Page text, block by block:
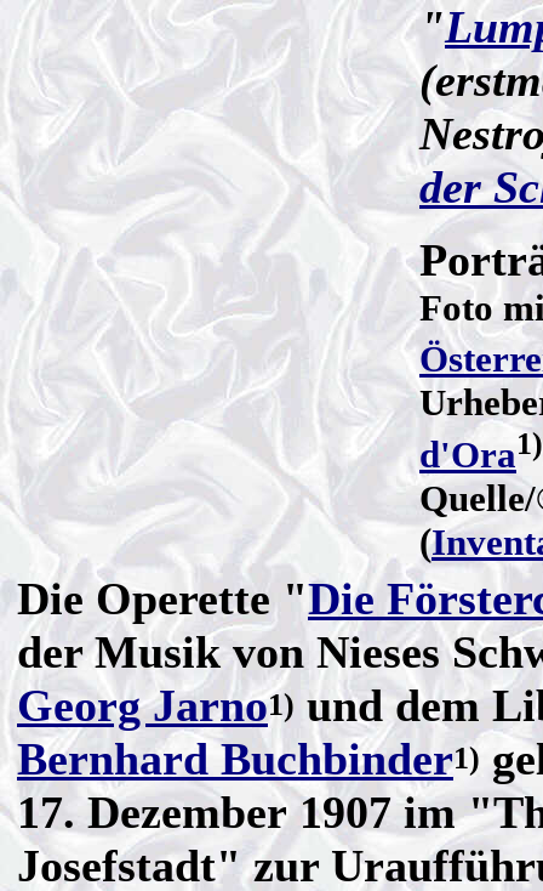
"
der
Foto
d'Ora1)
(
Die Operette "Die
der Musik von Nieses
Georg Jarno1) und dem
Bernhard Buchbinder1)
17. Dezember 1907 im
Josefstadt" zur